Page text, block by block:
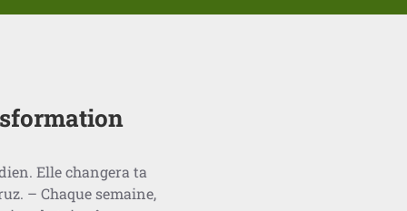
Elle changera ta
– Chaque semaine,